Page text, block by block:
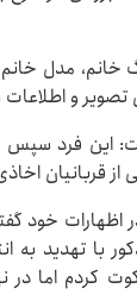
خانم، مدل
این فرد سپس
قربانیان
اظهارات خود
با تهدید به
کردم اما در